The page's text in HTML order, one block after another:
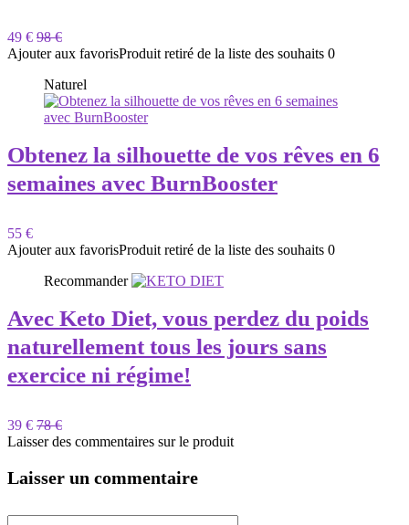
49 € 98 €
Ajouter aux favorisProduit retiré de la liste des souhaits 0
Naturel
Obtenez la silhouette de vos rêves en 6
semaines avec BurnBooster
55 €
Ajouter aux favorisProduit retiré de la liste des souhaits 0
Recommander
Avec Keto Diet, vous perdez du poids
naturellement tous les jours sans
exercice ni régime!
39 € 78 €
Laisser des commentaires sur le produit
Laisser un commentaire